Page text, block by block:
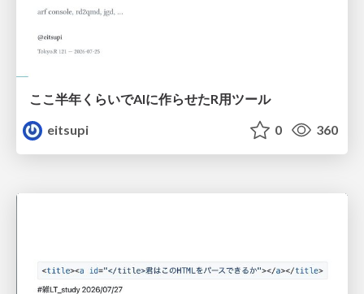
ここ半年くらいでAIに作らせたR用ツール
eitsupi
0 360